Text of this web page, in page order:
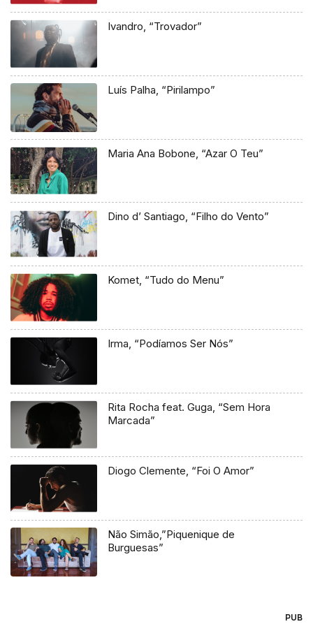
Ivandro, “Trovador”
Luís Palha, “Pirilampo”
Maria Ana Bobone, “Azar O Teu”
Dino d’ Santiago, “Filho do Vento”
Komet, “Tudo do Menu”
Irma, “Podíamos Ser Nós”
Rita Rocha feat. Guga, “Sem Hora
Marcada”
Diogo Clemente, “Foi O Amor”
Não Simão,”Piquenique de
Burguesas”
PUB